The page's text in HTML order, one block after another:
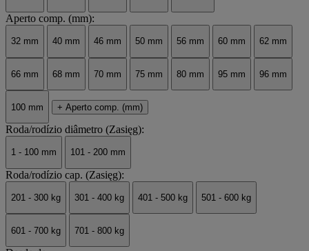
Aperto comp. (mm):
32 mm 40 mm 46 mm 50 mm 56 mm 60 mm 62 mm
66 mm 68 mm 70 mm 75 mm 80 mm 95 mm 96 mm
100 mm + Aperto comp. (mm)
Roda/rodízio diâmetro (Zasięg):
1 - 100 mm 101 - 200 mm
Roda/rodízio cap. (Zasięg):
201 - 300 kg 301 - 400 kg 401 - 500 kg 501 - 600 kg
601 - 700 kg 701 - 800 kg